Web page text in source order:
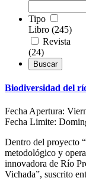
Tipo
Libro (245)
Revista
(24)
Biodiversidad del
Fecha Apertura:
Fecha Limite:
Dentro del proyecto
metodológico y
innovadora de Río
Vichada”, suscrito